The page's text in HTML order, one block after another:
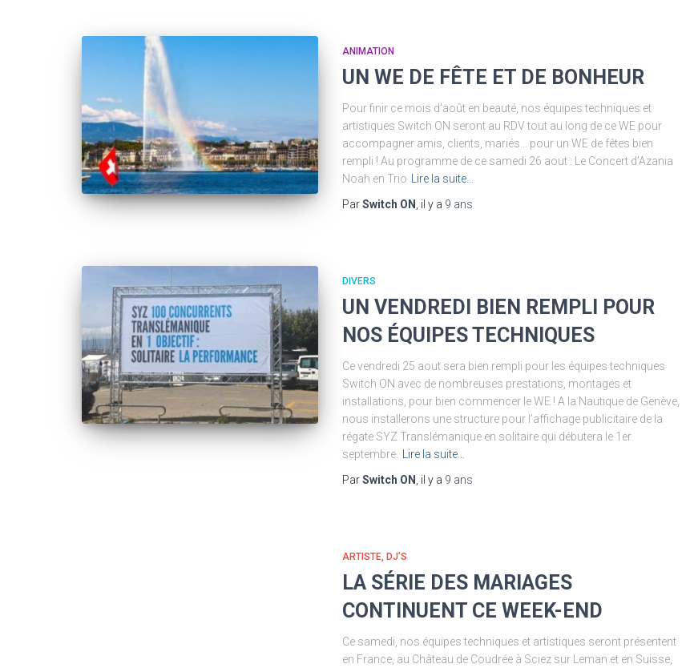
ANIMATION
UN WE DE FÊTE ET DE BONHEUR
Pour finir ce mois d’août en beauté, nos équipes techniques et
artistiques Switch ON seront au RDV tout au long de ce WE pour
accompagner amis, clients, mariés… pour un WE de fêtes bien
rempli ! Au programme de ce samedi 26 aout : Le Concert d’Azania
Noah en Trio
Lire la suite…
ParSwitch ON , il y a 9 ans
DIVERS
UN VENDREDI BIEN REMPLI POUR
NOS ÉQUIPES TECHNIQUES
Ce vendredi 25 aout sera bien rempli pour les équipes techniques
Switch ON avec de nombreuses prestations, montages et
installations, pour bien commencer le WE ! A la Nautique de Genève,
nous installerons une structure pour l’affichage publicitaire de la
régate SYZ Translémanique en solitaire qui débutera le 1er
septembre.
Lire la suite…
ParSwitch ON , il y a 9 ans
ARTISTE, DJ’S
LA SÉRIE DES MARIAGES
CONTINUENT CE WEEK-END
Ce samedi, nos équipes techniques et artistiques seront présentent
en France, au Château de Coudrée à Sciez sur Leman et en Suisse,